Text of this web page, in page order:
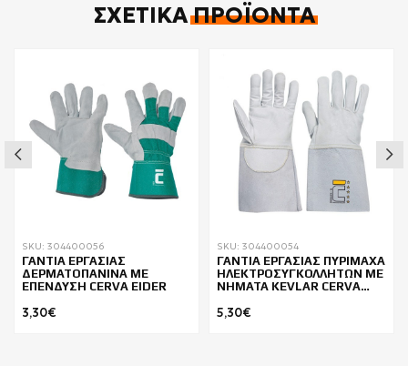
ΣΧΕΤΙΚΆΠΡΟΪΌΝΤΑ
SKU: 304400056
ΓΑΝΤΙΑ ΕΡΓΑΣΙΑΣ
ΔΕΡΜΑΤΟΠΑΝΙΝΑ ΜΕ
ΕΠΕΝΔΥΣΗ CERVA EIDER
3,30€
SKU: 304400054
ΓΑΝΤΙΑ ΕΡΓΑΣΙΑΣ ΠΥΡΙΜΑΧΑ
ΗΛΕΚΤΡΟΣΥΓΚΟΛΛΗΤΩΝ ΜΕ
ΝΗΜΑΤΑ KEVLAR CERVA
5,30€